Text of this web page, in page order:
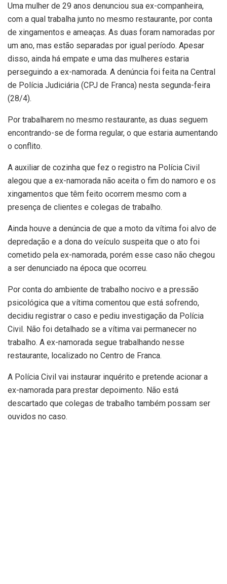
Uma mulher de 29 anos denunciou sua ex-companheira,
com a qual trabalha junto no mesmo restaurante, por conta
de xingamentos e ameaças. As duas foram namoradas por
um ano, mas estão separadas por igual período. Apesar
disso, ainda há empate e uma das mulheres estaria
perseguindo a ex-namorada. A denúncia foi feita na Central
de Polícia Judiciária (CPJ de Franca) nesta segunda-feira
(28/4).
Por trabalharem no mesmo restaurante, as duas seguem
encontrando-se de forma regular, o que estaria aumentando
o conflito.
A auxiliar de cozinha que fez o registro na Polícia Civil
alegou que a ex-namorada não aceita o fim do namoro e os
xingamentos que têm feito ocorrem mesmo com a
presença de clientes e colegas de trabalho.
Ainda houve a denúncia de que a moto da vítima foi alvo de
depredação e a dona do veículo suspeita que o ato foi
cometido pela ex-namorada, porém esse caso não chegou
a ser denunciado na época que ocorreu.
Por conta do ambiente de trabalho nocivo e a pressão
psicológica que a vítima comentou que está sofrendo,
decidiu registrar o caso e pediu investigação da Polícia
Civil. Não foi detalhado se a vítima vai permanecer no
trabalho. A ex-namorada segue trabalhando nesse
restaurante, localizado no Centro de Franca.
A Polícia Civil vai instaurar inquérito e pretende acionar a
ex-namorada para prestar depoimento. Não está
descartado que colegas de trabalho também possam ser
ouvidos no caso.